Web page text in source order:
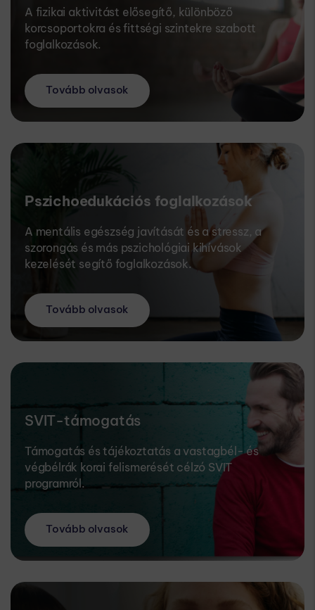
A fizikai aktivitást elősegítő, különböző
korcsoportokra és fittségi szintekre szabott
foglalkozások.
Tovább olvasok
Pszichoedukációs foglalkozások
A mentális egészség javítását és a stressz, a
szorongás és más pszichológiai kihívások
kezelését segítő foglalkozások.
Tovább olvasok
SVIT-támogatás
Támogatás és tájékoztatás a vastagbél- és
végbélrák korai felismerését célzó SVIT
programról.
Tovább olvasok